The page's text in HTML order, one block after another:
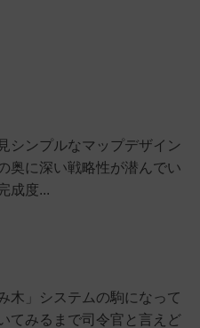
シンプルなマップデザイン
奥に深い戦略性が潜んでい
成度...
木」システムの駒になって
てみるまで司令官と言えど